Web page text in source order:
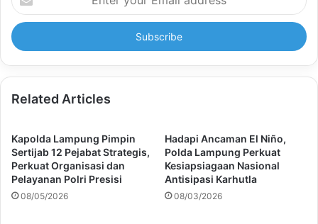
your
Email
address
Related Articles
Kapolda Lampung Pimpin
Sertijab 12 Pejabat Strategis,
Perkuat Organisasi dan
Pelayanan Polri Presisi
08/05/2026
Hadapi Ancaman El Niño,
Polda Lampung Perkuat
Kesiapsiagaan Nasional
Antisipasi Karhutla
08/03/2026